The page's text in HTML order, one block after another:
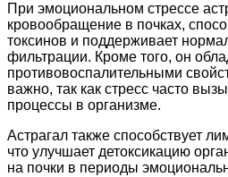
При эмоциональном стрессе
кровообращение в почках,
токсинов и поддерживает
фильтрации. Кроме того, он
противовоспалительными
важно, так как стресс часто
процессы в организме.
Астрагал также способствует
что улучшает детоксикацию
на почки в периоды